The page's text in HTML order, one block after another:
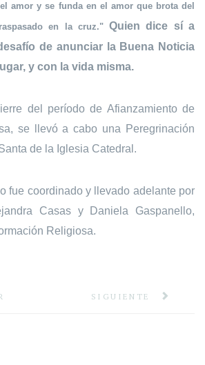
amor y se funda en el amor que brota del
en la cruz."Quien dice sí a
de anunciar la Buena Noticia
y con la vida misma.
del período de Afianzamiento de
se llevó a cabo una Peregrinación
de la Iglesia Catedral.
fue coordinado y llevado adelante por
Casas y Daniela Gaspanello,
Religiosa.
SIGUIENTE